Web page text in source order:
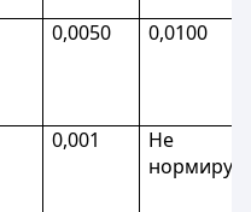
0,0050 0,0100
0,001
Не